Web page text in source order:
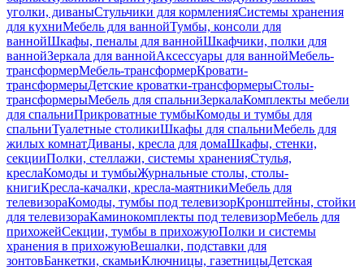
уголки, диваныСтульчики для кормленияСистемы хранения
для кухниМебель для ваннойТумбы, консоли для
ваннойШкафы, пеналы для ваннойШкафчики, полки для
ваннойЗеркала для ваннойАксессуары для ваннойМебель-
трансформерМебель-трансформерКровати-
трансформерыДетские кроватки-трансформерыСтолы-
трансформерыМебель для спальниЗеркалаКомплекты мебели
для спальниПрикроватные тумбыКомоды и тумбы для
спальниТуалетные столикиШкафы для спальниМебель для
жилых комнатДиваны, кресла для домаШкафы, стенки,
секцииПолки, стеллажи, системы храненияСтулья,
креслаКомоды и тумбыЖурнальные столы, столы-
книгиКресла-качалки, кресла-маятникиМебель для
телевизораКомоды, тумбы под телевизорКронштейны, стойки
для телевизораКаминокомплекты под телевизорМебель для
прихожейСекции, тумбы в прихожуюПолки и системы
хранения в прихожуюВешалки, подставки для
зонтовБанкетки, скамьиКлючницы, газетницыДетская